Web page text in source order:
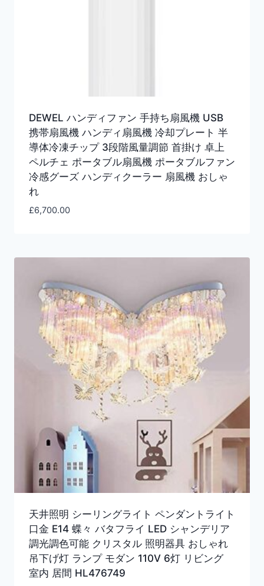
DEWEL ハンディファン 手持ち扇風機 USB
携帯扇風機 ハンディ扇風機 冷却プレート 半
導体冷凍チップ 3段階風量調節 首掛け 卓上
ペルチェ ポータブル扇風機 ポータブルファン
冷感グーズ ハンディクーラー 扇風機 おしゃ
れ
£6,700.00
天井照明 シーリングライト ペンダントライト
口金 E14 蝶々 バタフライ LED シャンデリア
調光調色可能 クリスタル 照明器具 おしゃれ
吊下げ灯 ランプ モダン 110V 6灯 リビング
室内 居間 HL476749